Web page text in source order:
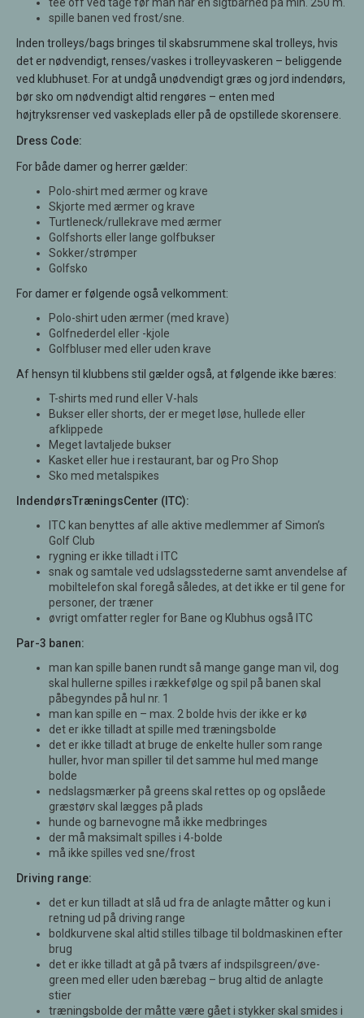
spille banen ved frost/sne.
Inden trolleys/bags bringes til skabsrummene skal trolleys, hvis
det er nødvendigt, renses/vaskes i trolleyvaskeren – beliggende
ved klubhuset. For at undgå unødvendigt græs og jord indendørs,
bør sko om nødvendigt altid rengøres – enten med
højtryksrenser ved vaskeplads eller på de opstillede skorensere.
Dress Code:
For både damer og herrer gælder:
Polo-shirt med ærmer og krave
Skjorte med ærmer og krave
Turtleneck/rullekrave med ærmer
Golfshorts eller lange golfbukser
Sokker/strømper
Golfsko
For damer er følgende også velkomment:
Polo-shirt uden ærmer (med krave)
Golfnederdel eller -kjole
Golfbluser med eller uden krave
Af hensyn til klubbens stil gælder også, at følgende ikke bæres:
T-shirts med rund eller V-hals
Bukser eller shorts, der er meget løse, hullede eller
afklippede
Meget lavtaljede bukser
Kasket eller hue i restaurant, bar og Pro Shop
Sko med metalspikes
IndendørsTræningsCenter (ITC):
ITC kan benyttes af alle aktive medlemmer af Simon’s
Golf Club
rygning er ikke tilladt i ITC
snak og samtale ved udslagsstederne samt anvendelse af
mobiltelefon skal foregå således, at det ikke er til gene for
personer, der træner
øvrigt omfatter regler for Bane og Klubhus også ITC
Par-3 banen:
man kan spille banen rundt så mange gange man vil, dog
skal hullerne spilles i rækkefølge og spil på banen skal
påbegyndes på hul nr. 1
man kan spille en – max. 2 bolde hvis der ikke er kø
det er ikke tilladt at spille med træningsbolde
det er ikke tilladt at bruge de enkelte huller som range
huller, hvor man spiller til det samme hul med mange
bolde
nedslagsmærker på greens skal rettes op og opslåede
græstørv skal lægges på plads
hunde og barnevogne må ikke medbringes
der må maksimalt spilles i 4-bolde
må ikke spilles ved sne/frost
Driving range:
det er kun tilladt at slå ud fra de anlagte måtter og kun i
retning ud på driving range
boldkurvene skal altid stilles tilbage til boldmaskinen efter
brug
det er ikke tilladt at gå på tværs af indspilsgreen/øve-
green med eller uden bærebag – brug altid de anlagte
stier
træningsbolde der måtte være gået i stykker skal smides i